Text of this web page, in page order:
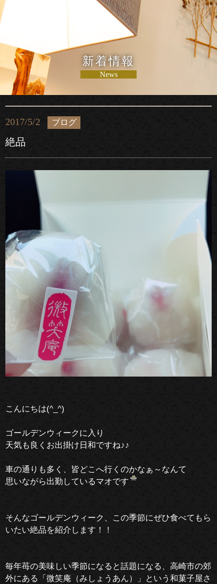
新着情報
News
2017/5/2 ブログ
絶品
こんにちは(^_^)
ゴールデンウィークに入り
天気も良くお出掛け日和ですね♪♪
車の通りも多く、皆どこへ行くのかなぁ～なんて
思いながら出勤しているマオです
そんなゴールデンウィーク、この季節にぜひ食べてもら
いたい絶品を紹介します！！
毎年苺の美味しい季節になると話題になる、 高崎市の郊
外にある「微笑庵（みしょうあん）」という和菓子屋さ